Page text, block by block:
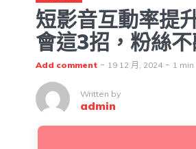
短影音互動率提
會這3招，粉絲不
Add comment 19 12 月, 2024 1
Written by
admin